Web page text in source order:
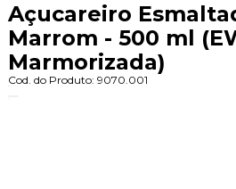
Açucareiro
Marrom - 500 ml
Marmorizada)
Cod. do Produto: 9070.001